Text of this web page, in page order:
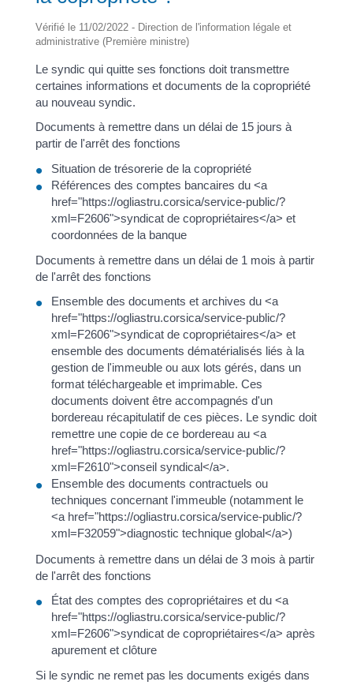
Vérifié le 11/02/2022 - Direction de l'information légale et
administrative (Première ministre)
Le syndic qui quitte ses fonctions doit transmettre
certaines informations et documents de la copropriété
au nouveau syndic.
Documents à remettre dans un délai de 15 jours à
partir de l'arrêt des fonctions
Situation de trésorerie de la copropriété
Références des comptes bancaires du <a
href="https://ogliastru.corsica/service-public/?
xml=F2606">syndicat de copropriétaires</a> et
coordonnées de la banque
Documents à remettre dans un délai de 1 mois à partir
de l'arrêt des fonctions
Ensemble des documents et archives du <a
href="https://ogliastru.corsica/service-public/?
xml=F2606">syndicat de copropriétaires</a> et
ensemble des documents dématérialisés liés à la
gestion de l'immeuble ou aux lots gérés, dans un
format téléchargeable et imprimable. Ces
documents doivent être accompagnés d'un
bordereau récapitulatif de ces pièces. Le syndic doit
remettre une copie de ce bordereau au <a
href="https://ogliastru.corsica/service-public/?
xml=F2610">conseil syndical</a>.
Ensemble des documents contractuels ou
techniques concernant l'immeuble (notamment le
<a href="https://ogliastru.corsica/service-public/?
xml=F32059">diagnostic technique global</a>)
Documents à remettre dans un délai de 3 mois à partir
de l'arrêt des fonctions
État des comptes des copropriétaires et du <a
href="https://ogliastru.corsica/service-public/?
xml=F2606">syndicat de copropriétaires</a> après
apurement et clôture
Si le syndic ne remet pas les documents exigés dans